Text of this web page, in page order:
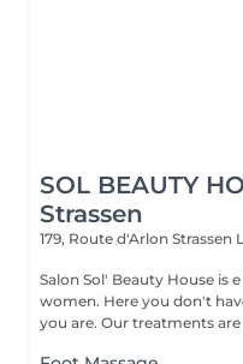
SOL BEAUTY
Strassen
179, Route d'Arlon Strassen
Salon Sol' Beauty House is
women. Here you don't
you are. Our treatments